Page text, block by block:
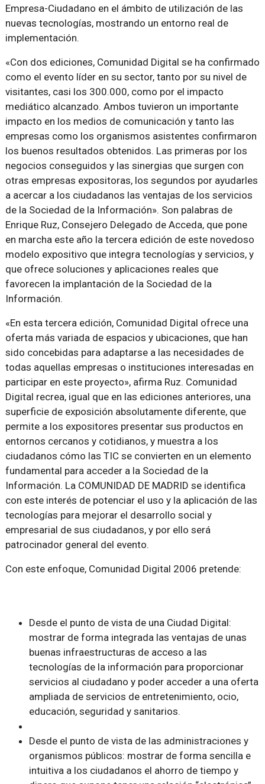
Empresa-Ciudadano en el ámbito de utilización de las
nuevas tecnologías, mostrando un entorno real de
implementación.
«Con dos ediciones, Comunidad Digital se ha confirmado
como el evento líder en su sector, tanto por su nivel de
visitantes, casi los 300.000, como por el impacto
mediático alcanzado. Ambos tuvieron un importante
impacto en los medios de comunicación y tanto las
empresas como los organismos asistentes confirmaron
los buenos resultados obtenidos. Las primeras por los
negocios conseguidos y las sinergias que surgen con
otras empresas expositoras, los segundos por ayudarles
a acercar a los ciudadanos las ventajas de los servicios
de la Sociedad de la Información». Son palabras de
Enrique Ruz, Consejero Delegado de Acceda, que pone
en marcha este año la tercera edición de este novedoso
modelo expositivo que integra tecnologías y servicios, y
que ofrece soluciones y aplicaciones reales que
favorecen la implantación de la Sociedad de la
Información.
«En esta tercera edición, Comunidad Digital ofrece una
oferta más variada de espacios y ubicaciones, que han
sido concebidas para adaptarse a las necesidades de
todas aquellas empresas o instituciones interesadas en
participar en este proyecto», afirma Ruz. Comunidad
Digital recrea, igual que en las ediciones anteriores, una
superficie de exposición absolutamente diferente, que
permite a los expositores presentar sus productos en
entornos cercanos y cotidianos, y muestra a los
ciudadanos cómo las TIC se convierten en un elemento
fundamental para acceder a la Sociedad de la
Información. La COMUNIDAD DE MADRID se identifica
con este interés de potenciar el uso y la aplicación de las
tecnologías para mejorar el desarrollo social y
empresarial de sus ciudadanos, y por ello será
patrocinador general del evento.
Con este enfoque, Comunidad Digital 2006 pretende:
Desde el punto de vista de una Ciudad Digital:
mostrar de forma integrada las ventajas de unas
buenas infraestructuras de acceso a las
tecnologías de la información para proporcionar
servicios al ciudadano y poder acceder a una oferta
ampliada de servicios de entretenimiento, ocio,
educación, seguridad y sanitarios.
Desde el punto de vista de las administraciones y
organismos públicos: mostrar de forma sencilla e
intuitiva a los ciudadanos el ahorro de tiempo y